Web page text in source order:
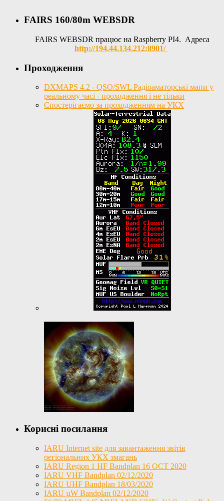
FAIRS 160/80m WEBSDR
FAIRS WEBSDR працює на Raspberry PI4. Адреса
http://194.44.134.212:8901/
Проходження
DXMAPS 4.2 - QSO/SWL Радіоаматорські мапи у
реальному часі - проходження і не тільки
Спостерігаємо за проходженням на УКХ
Корисні посилання
IARU Internet site для завантаження звітів
регіональних УКХ змагань
IARU Region 1 HF Bandplan 16 OCT 2020
IARU VHF Bandplan 02/12/2020
IARU UHF Bandplan 18/03/2020
IARU µW Bandplan 02/12/2020